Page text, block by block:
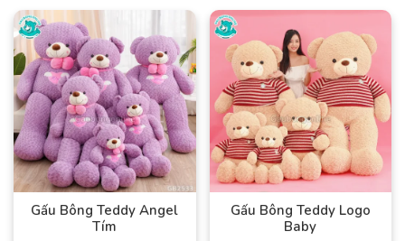
nhất
Gấu Bông Teddy Angel
Tím
Gấu Bông Teddy Logo
Baby